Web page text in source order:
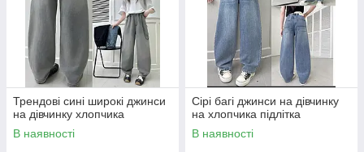
Трендові сині широкі джинси
на дівчинку хлопчика
В наявності
Сірі багі джинси на дівчинку
на хлопчика підлітка
В наявності